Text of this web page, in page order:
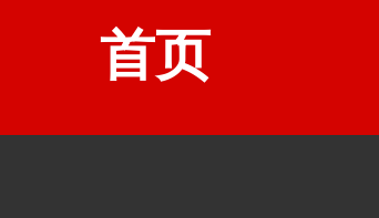
首页